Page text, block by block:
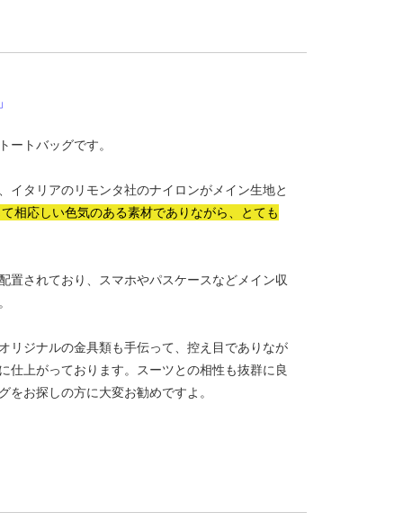
ートバッグです。
イタリアのリモンタ社のナイロンがメイン生地と
相応しい色気のある素材でありながら、とても
置されており、スマホやパスケースなどメイン収
リジナルの金具類も手伝って、控え目でありなが
仕上がっております。スーツとの相性も抜群に良
をお探しの方に大変お勧めですよ。